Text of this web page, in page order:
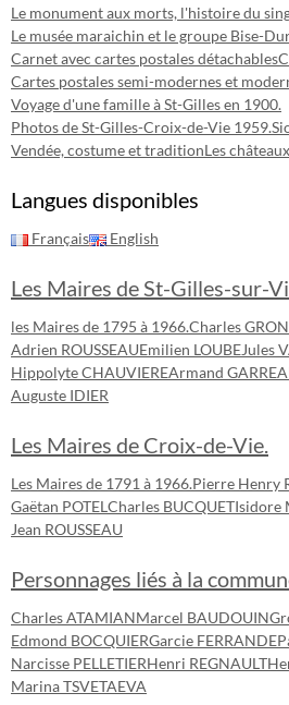
Le monument aux morts, l'histoire du
Le musée maraichin et le groupe Bise-
Carnet avec cartes postales détachables
Cartes postales semi-modernes et
Voyage d'une famille à St-Gilles en 1900.
Photos de St-Gilles-Croix-de-Vie 1959.
Vendée, costume et traditionLes
Langues disponibles
Français English
Les Maires de St-Gilles-sur-
les Maires de 1795 à 1966.Charles
Adrien ROUSSEAUEmilien LOUBEJules
Hippolyte CHAUVIEREArmand
Auguste IDIER
Les Maires de Croix-de-Vie.
Les Maires de 1791 à 1966.Pierre Henry
Gaëtan POTEL Charles BUCQUETIsidore
Jean ROUSSEAU
Personnages liés à la
Charles ATAMIANMarcel BAUDOUIN
Edmond BOCQUIERGarcie FERRANDE
Narcisse PELLETIERHenri REGNAULT
Marina TSVETAEVA